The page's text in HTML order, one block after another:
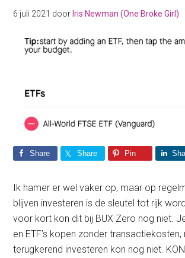
6 juli 2021 door Iris Newman (One Broke Girl)
Share Share Pin
Ik hamer er wel vaker op, maar op
blijven investeren is de sleutel tot rijk
voor kort kon dit bij BUX Zero nog niet.
en ETF’s kopen zonder
terugkerend investeren kon nog niet.